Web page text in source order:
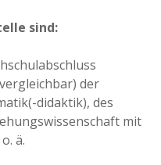
sind:
der
didaktik), des
mit
ä.